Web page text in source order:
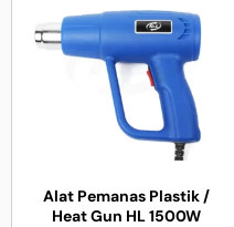
Alat Pemanas Plastik /
Heat Gun HL 1500W